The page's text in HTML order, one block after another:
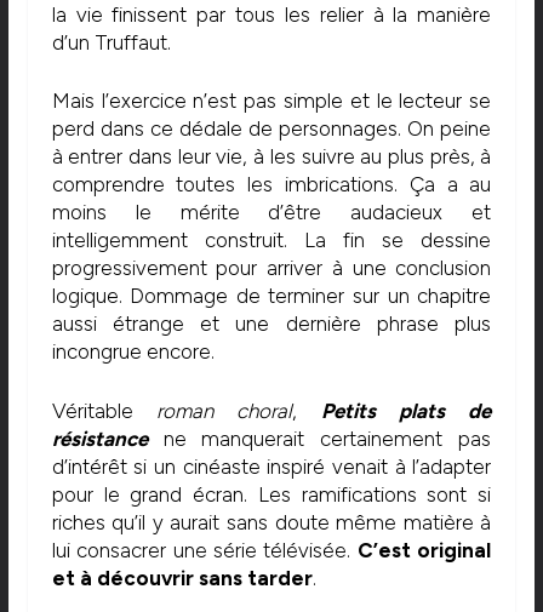
la vie finissent par tous les relier à la manière
d’un Truffaut.
Mais l’exercice n’est pas simple et le lecteur se
perd dans ce dédale de personnages. On peine
à entrer dans leur vie, à les suivre au plus près, à
comprendre toutes les imbrications. Ça a au
moins le mérite d’être audacieux et
intelligemment construit. La fin se dessine
progressivement pour arriver à une conclusion
logique. Dommage de terminer sur un chapitre
aussi étrange et une dernière phrase plus
incongrue encore.
Véritable roman choral, Petits plats de
résistancene manquerait certainement pas
d’intérêt si un cinéaste inspiré venait à l’adapter
pour le grand écran. Les ramifications sont si
riches qu’il y aurait sans doute même matière à
lui consacrer une série télévisée. C’est original
et à découvrir sans tarder.